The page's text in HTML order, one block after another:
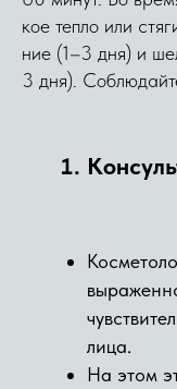
кое тепло или
ние (1–3 дня) и
3 дня).
лица.
На этом
ГЕРПЕС
ОЖОГИ И
КОЖИ;
КАК